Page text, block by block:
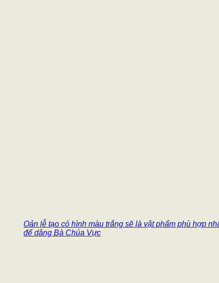
Oản lễ tạo có hình màu trắng sẽ là vật phẩm phù hợp
để dâng Bà Chúa Vực